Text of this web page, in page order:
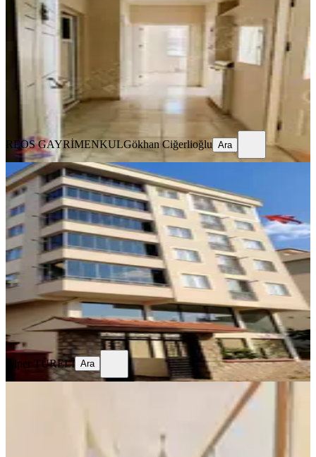
Onikişubat, Abdülhamid Han Mahallesi
100 m² 5. Kat ·05.08.2026
REOS GAYRİMENKULGökhan Ciğerlioğlu
REOS GAYRİMENKULGökhan Ciğerlioğlu Ara
YENİ
Sahibinden Memura Dağ Manzaralı
Temiz 1+1 Daire
Onikişubat, Yunus Emre Mahallesi
1+1·40 m² · 5. Kat·05.08.2026
18.000 ₺
Alper TÜRELİ
Ara
Alper TÜRELİ Ara
Yeni Rota'dan Boğaziçi Mahallesi
Onikişubat, Boğaziçi Mahallesi